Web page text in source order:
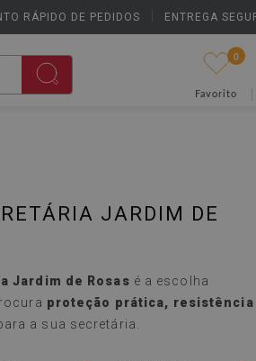
RÁPIDO DE PEDIDOS ENTREGA
0
Favorito
JARDIM DE
Jardim de Rosas é a escolha
proteção prática, resistência
a sua secretária.